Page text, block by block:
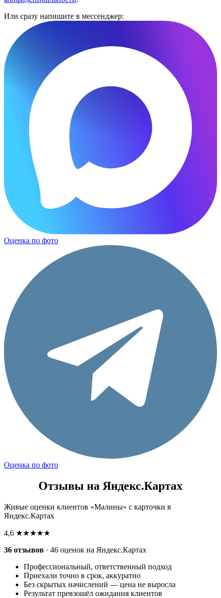
Или сразу напишите в мессенджер:
Оценка по фото
Оценка по фото
Отзывы на Яндекс.Картах
Живые оценки клиентов «Малины» с карточки в
Яндекс.Картах
4,6 ★★★★★
36 отзывов · 46 оценок на Яндекс.Картах
Профессиональный, ответственный подход
Приехали точно в срок, аккуратно
Без скрытых начислений — цена не выросла
Результат превзошёл ожидания клиентов